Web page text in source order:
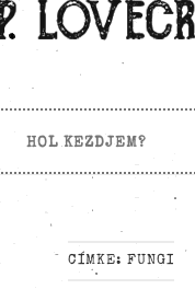
HOL KEZDJEM?
CÍMKE: FUNGI